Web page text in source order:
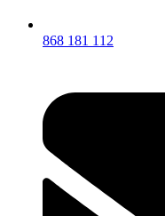
868 181 112